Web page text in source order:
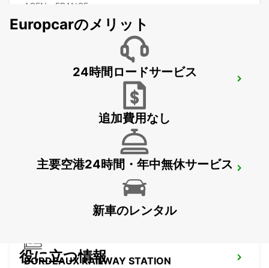
AGEN - FRANCE
LIBOURNE RAILWAY STATION
BORDEAUX RAILWAY STATION
Europcarのメリット
24時間ロードサービス
追加費用なし
主要空港24時間・年中無休サービス
新車のレンタル
役に立つ情報